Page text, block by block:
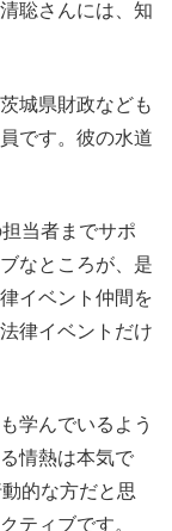
聡さんには、知
城県財政なども
です。彼の水道
当者までサポ
なところが、是
イベント仲間を
律イベントだけ
学んでいるよう
情熱は本気で
的な方だと思
ティブです。